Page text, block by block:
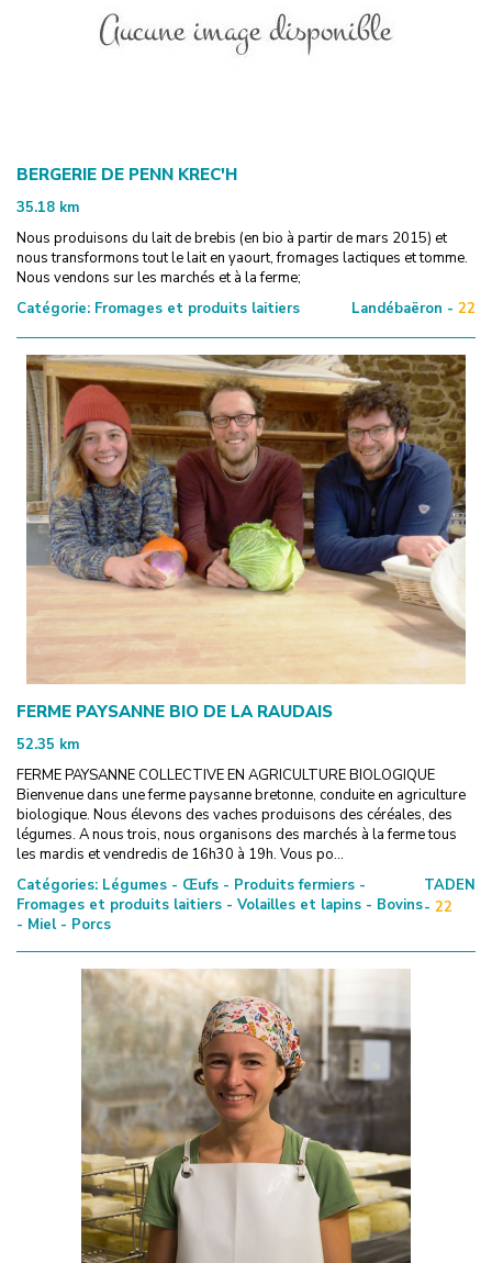
BERGERIE DE PENN KREC'H
35.18 km
Nous produisons du lait de brebis (en bio à partir de mars 2015) et
nous transformons tout le lait en yaourt, fromages lactiques et tomme.
Nous vendons sur les marchés et à la ferme;
Catégorie: Fromages et produits laitiers Landébaëron - 22
FERME PAYSANNE BIO DE LA RAUDAIS
52.35 km
FERME PAYSANNE COLLECTIVE EN AGRICULTURE BIOLOGIQUE
Bienvenue dans une ferme paysanne bretonne, conduite en agriculture
biologique. Nous élevons des vaches produisons des céréales, des
légumes. A nous trois, nous organisons des marchés à la ferme tous
les mardis et vendredis de 16h30 à 19h. Vous po...
Catégories: Légumes - Œufs - Produits fermiers -
Fromages et produits laitiers - Volailles et lapins - Bovins
- Miel - Porcs
TADEN
- 22